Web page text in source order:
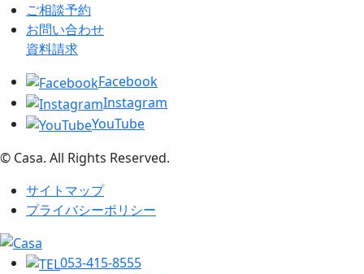
ご相談予約
お問い合わせ
資料請求
Facebook
Instagram
YouTube
© Casa. All Rights Reserved.
サイトマップ
プライバシーポリシー
053-415-8555